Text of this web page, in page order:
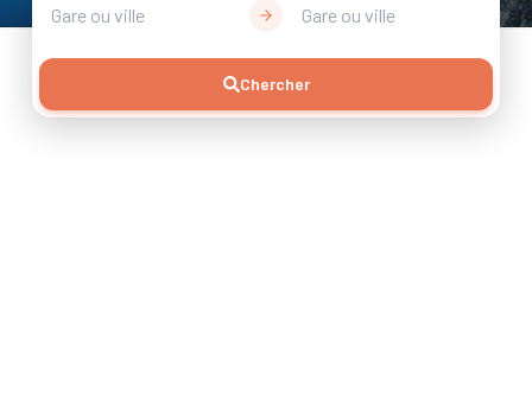
Gare ou ville Gare ou ville
Chercher